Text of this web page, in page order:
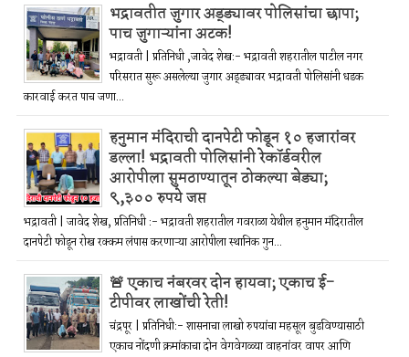
भद्रावतीत जुगार अड्ड्यावर पोलिसांचा छापा;
पाच जुगाऱ्यांना अटक!
भद्रावती | प्रतिनिधी ,जावेद शेख:- भद्रावती शहरातील पाटील नगर
परिसरात सुरू असलेल्या जुगार अड्ड्यावर भद्रावती पोलिसांनी धडक
कारवाई करत पाच जणा...
हनुमान मंदिराची दानपेटी फोडून १० हजारांवर
डल्ला! भद्रावती पोलिसांनी रेकॉर्डवरील
आरोपीला सुमठाण्यातून ठोकल्या बेड्या;
९,३०० रुपये जप्त
भद्रावती | जावेद शेख, प्रतिनिधी :- भद्रावती शहरातील गवराळा येथील हनुमान मंदिरातील
दानपेटी फोडून रोख रक्कम लंपास करणाऱ्या आरोपीला स्थानिक गुन...
🚨 एकाच नंबरवर दोन हायवा; एकाच ई-
टीपीवर लाखोंची रेती!
चंद्रपूर | प्रतिनिधी:- शासनाचा लाखो रुपयांचा महसूल बुडविण्यासाठी
एकाच नोंदणी क्रमांकाचा दोन वेगवेगळ्या वाहनांवर वापर आणि